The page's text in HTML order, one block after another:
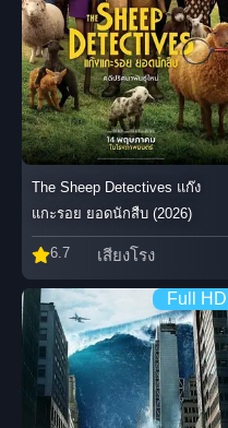
The Sheep Detectives แก๊ง
แกะรอย ยอดนักสืบ (2026)
6.7 เสียงโรง
Full HD